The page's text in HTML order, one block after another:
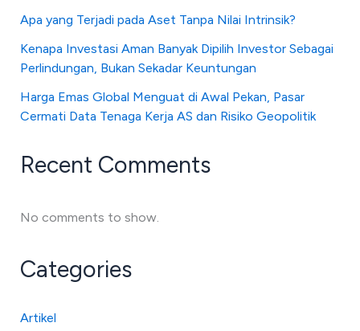
Apa yang Terjadi pada Aset Tanpa Nilai Intrinsik?
Kenapa Investasi Aman Banyak Dipilih Investor Sebagai
Perlindungan, Bukan Sekadar Keuntungan
Harga Emas Global Menguat di Awal Pekan, Pasar
Cermati Data Tenaga Kerja AS dan Risiko Geopolitik
Recent Comments
No comments to show.
Categories
Artikel